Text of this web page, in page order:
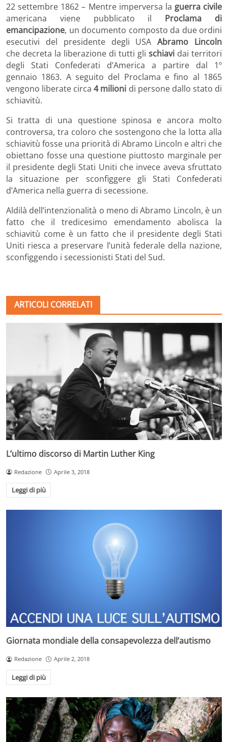
22 settembre 1862 – Mentre imperversa la guerra civile
americana viene pubblicato il Proclama di
emancipazione, un documento composto da due ordini
esecutivi del presidente degli USAAbramo Lincoln
che decreta la liberazione di tutti gli schiavi dai territori
degli Stati Confederati d’America a partire dal 1º
gennaio 1863. A seguito del Proclama e fino al 1865
vengono liberate circa 4 milioni di persone dallo stato di
schiavitù.
Si tratta di una questione spinosa e ancora molto
controversa, tra coloro che sostengono che la lotta alla
schiavitù fosse una priorità di Abramo Lincoln e altri che
obiettano fosse una questione piuttosto marginale per
il presidente degli Stati Uniti che invece aveva sfruttato
la situazione per sconfiggere gli Stati Confederati
d’America nella guerra di secessione.
Aldilà dell’intenzionalità o meno di Abramo Lincoln, è un
fatto che il tredicesimo emendamento abolisca la
schiavitù come è un fatto che il presidente degli Stati
Uniti riesca a preservare l’unità federale della nazione,
sconfiggendo i secessionisti Stati del Sud.
ARTICOLI CORRELATI
L’ultimo discorso di Martin Luther King
Redazione Aprile 3, 2018
Leggi di più
Giornata mondiale della consapevolezza dell’autismo
Redazione Aprile 2, 2018
Leggi di più